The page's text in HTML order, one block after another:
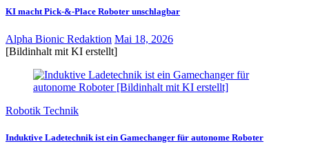
KI macht Pick-&-Place Roboter unschlagbar
Alpha Bionic Redaktion Mai 18, 2026
[Bildinhalt mit KI erstellt]
Robotik Technik
Induktive Ladetechnik ist ein Gamechanger für autonome Roboter